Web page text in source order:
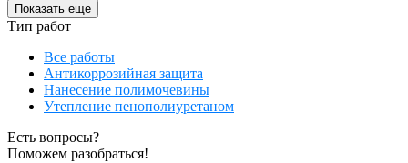
Показать еще
Тип работ
Все работы
Антикоррозийная защита
Нанесение полимочевины
Утепление пенополиуретаном
Есть вопросы?
Поможем разобраться!